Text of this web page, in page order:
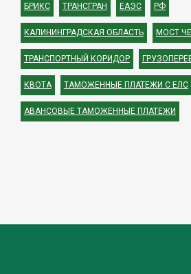
БРИКС ТРАНСГРАН ЕАЭС РФ
КАЛИНИНГРАДСКАЯ ОБЛАСТЬ МОСТ
ТРАНСПОРТНЫЙ КОРИДОР
КВОТА ТАМОЖЕННЫЕ ПЛАТЕЖИ С ЕЛС
АВАНСОВЫЕ ТАМОЖЕННЫЕ ПЛАТЕЖИ